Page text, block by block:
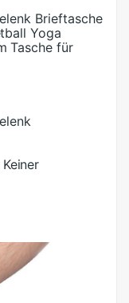
Brieftasche
Yoga
Tasche für
Keiner